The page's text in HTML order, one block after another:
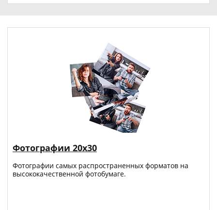
Фотографии 20х30
Фотографии самых распространенных форматов на
высококачественной фотобумаге.